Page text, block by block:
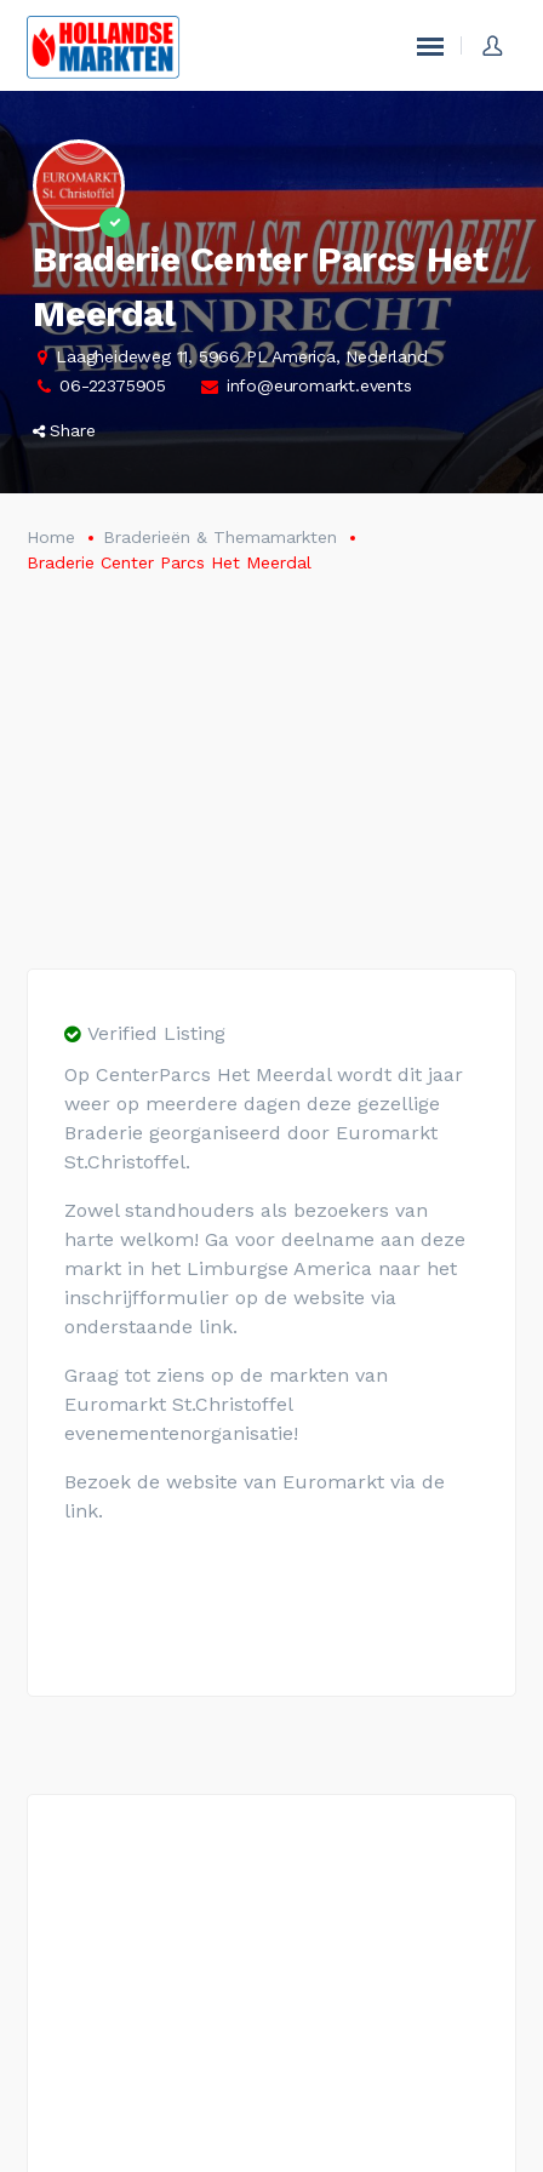
Braderie Center Parcs Het
Meerdal
Laagheideweg 11, 5966 PL America, Nederland
06-22375905
info@euromarkt.events
Share
Home
Braderieën & Themamarkten
Braderie Center Parcs Het Meerdal
Verified Listing
Op CenterParcs Het Meerdal wordt dit jaar
weer op meerdere dagen deze gezellige
Braderie georganiseerd door Euromarkt
St.Christoffel.
Zowel standhouders als bezoekers van
harte welkom! Ga voor deelname aan deze
markt in het Limburgse America naar het
inschrijfformulier op de website via
onderstaande link.
Graag tot ziens op de markten van
Euromarkt St.Christoffel
evenementenorganisatie!
Bezoek de website van Euromarkt via de
link.